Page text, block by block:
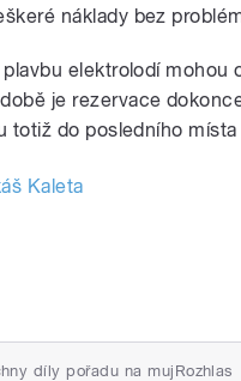
náklady bez
elektrolodí mohou
je rezervace
totiž do posledního místa
Kaleta
díly pořadu na mujRozhlas